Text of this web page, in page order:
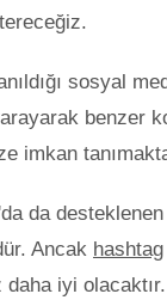
sosyal
benzer
imkan
'da da
Ancak hashtag
daha iyi